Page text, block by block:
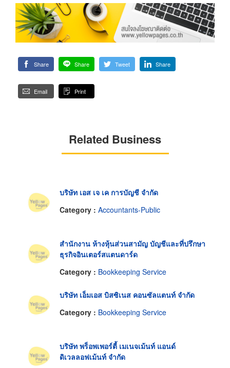
Share Share Tweet Share
Email Print
Related Business
บริษัท เอส เจ เค การบัญชี จำกัด
Category : Accountants-Public
สำนักงาน ห้างหุ้นส่วนสามัญ บัญชีและที่ปรึกษา
ธุรกิจอินเตอร์สแตนดาร์ด
Category : Bookkeeping Service
บริษัท เอ็มเอส บิสซิเนส คอนซัลแตนท์ จำกัด
Category : Bookkeeping Service
บริษัท พร็อพเพอร์ตี้ เมเนจเม้นท์ แอนด์
ดิเวลลอฟเม้นท์ จำกัด